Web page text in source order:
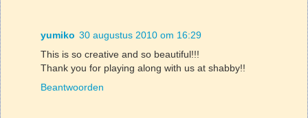
yumiko 30 augustus 2010 om 16:29
This is so creative and so beautiful!!!
Thank you for playing along with us at shabby!!
Beantwoorden